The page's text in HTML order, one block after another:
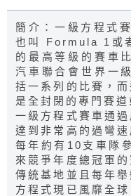
簡介：一級方程式
也叫 Formula 1或
的最高等級的賽車
汽車聯合會世界一
括一系列的比賽，
是全封閉的專門賽
一級方程式賽車通
達到非常高的過彎
每年約有10支車隊
來競爭年度總冠軍
傳統基地並且每年
方程式現已風靡全